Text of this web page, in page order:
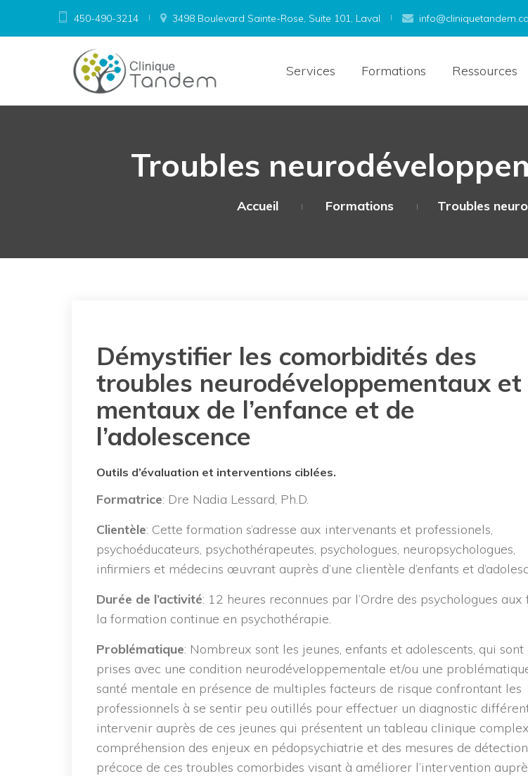
450-490-3214 3498 Boulevard Sainte-Rose, Suite 101, Laval info@cliniquetandem.ca
Services Formations Ressources
Troubles
Accueil Formations Troubles
Démystifier les comorbidités des
troubles neurodéveloppementaux et
mentaux de l’enfance et de
l’adolescence
Outils d’évaluation et interventions ciblées.
Formatrice: Dre Nadia Lessard, Ph.D.
Clientèle: Cette formation s’adresse aux intervenants et professionels,
psychoéducateurs, psychothérapeutes, psychologues, neuropsychologues,
infirmiers et médecins œuvrant auprès d’une clientèle d’enfants et
Durée de l’activité: 12 heures reconnues par l’Ordre des psychologues aux
la formation continue en psychothérapie.
Problématique: Nombreux sont les jeunes, enfants et adolescents, qui sont
prises avec une condition neurodéveloppementale et/ou une
santé mentale en présence de multiples facteurs de risque confrontant les
professionnels à se sentir peu outillés pour effectuer un diagnostic
intervenir auprès de ces jeunes qui présentent un tableau clinique
compréhension des enjeux en pédopsychiatrie et des mesures de détection
précoce de ces troubles comorbides visant à améliorer l’intervention